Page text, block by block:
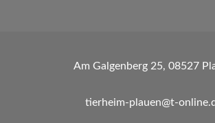
Am Galgenberg 25, 08527
tierheim-plauen@t-